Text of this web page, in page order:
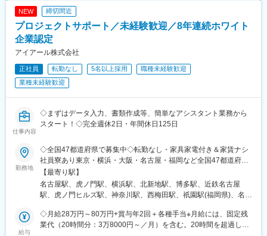
敦賀駅、太宰府駅、博多駅、門司港駅、泉駅(常磐線)、会津若松
駅、新白河駅、三ノ宮駅、西明石駅、小樽駅、新千歳空港駅(鉄
道)、新函館北斗駅、貴志駅、白浜駅、和歌山市駅、海浜幕張駅、
北参道駅、広瀬通駅、なにわ橋駅、さっぽろ駅、函館駅前駅、弘
前東高前駅、曽根田駅、工機前駅、足利市駅、中央前橋駅、西桐
生駅、本川越駅、京成千葉駅、船橋駅、市川駅、京王八王子駅、
布田駅、半蔵門駅、日本橋駅(東京都)、溜池山王駅、新宿御苑前
駅、新高島駅、京急川崎駅、逸見駅、北鉄金沢駅、福井駅(福井
県)、名鉄岐阜駅、新浜松駅、新静岡駅、名古屋駅、新豊田駅、名
鉄一宮駅、新豊橋駅、岡崎公園前駅、上栄町駅、九条駅(京都府)、
大阪梅田駅(阪神線)、大小路駅、東花園駅、宮之阪駅、蛸地蔵駅、
駅、眉山ロープウェイ山麓駅、高松築港駅、後免町駅(軌道線)、西
鉄福岡駅、熊本駅前駅、鹿児島駅前駅、東別院駅、大曽根駅、道
後温泉駅、嵯峨嵐山駅、嵐電嵯峨駅、市立体育館前駅、広電宮島
口駅、高知駅前駅、後免中町駅、伊勢市駅、新岩国駅、高見橋
駅、三島広小路駅、ハウステンボス駅、五島町駅、西松本駅、中
駅、祇園駅(福岡県)、九州鉄道記念館駅、三宮駅(神戸市営)、三宮
駅(神戸新交通)、南新宿駅、堺筋本町駅、北１２条駅、市役所前駅
NEW 締切間近
プロジェクトサポート／未経験歓迎／8年連続ホワイト
企業認定
アイアール株式会社
正社員 転勤なし 5名以上採用
職種未経験歓迎
業種未経験歓迎
仕事内容
◇まずはデータ入力、書類作成等、簡単なアシスタント業務から
スタート！◇完全週休2日・年間休日125日
勤務地
◇全国47都道府県で募集中◇転勤なし・家具家電付き＆家賃ナシ
社員寮あり東京・横浜・大阪・名古屋・福岡など全国47都道府県
の【希望のエリア】に配属いたします！◎マイカー通勤OK！直行
直帰も可能です◎U・Iターン歓迎！家具家電付き＆家賃ナシの社
員寮を完備
【最寄り駅】
名古屋駅、虎ノ門駅、横浜駅、北新地駅、博多駅、近鉄名古屋
駅、虎ノ門ヒルズ駅、神奈川駅、西梅田駅、祇園駅(福岡県)、名鉄
神社前駅
給与
◇月給28万円～80万円+賞与年2回＋各種手当※月給には、固定残
業代（20時間分：3万8000円～／月）を含む。20時間を超過した